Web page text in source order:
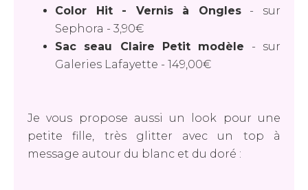
Color Hit - Vernis à Ongles- sur
Sephora - 3,90€
Sac seau Claire Petit modèle - sur
Galeries Lafayette - 149,00€
Je vous propose aussi un look pour une
petite fille, très glitter avec un top à
message autour du blanc et du doré :